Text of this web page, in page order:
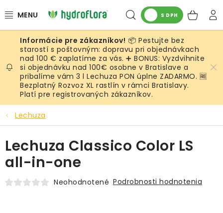
na
Hľadať
S DPH
RASTLINY
UMELÉ RASTLINY
KVETINÁČE
SUBSTRÁTY A PRÍSLUŠENSTVO
SERVIS INTERIÉROVEJ ZELENE
📦 Pestujte bez
starostí s poštovným: dopravu pri objednávkach
nad 100 € zaplatíme za vás. ➕ BONUS: Vyzdvihnite
si objednávku nad 100€ osobne v Bratislave a
pribalíme vám 3 l Lechuza PON úplne ZADARMO. 🆓
Bezplatný Rozvoz XL rastlín v rámci Bratislavy.
Platí pre registrovaných zákazníkov.
Lechuza
Lechuza Classico Color LS
all-in-one
Neohodnotené Podrobnosti hodnotenia